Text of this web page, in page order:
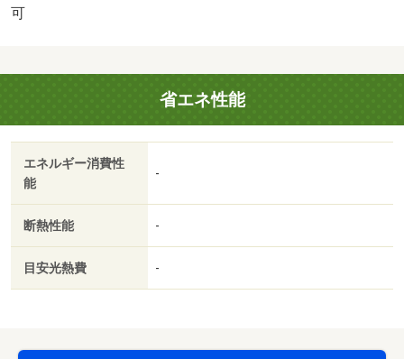
カギ交換費用 ３３０００円、エアコンクリーニング費
エアコン／フローリング／シャワー付洗面台／ＴＶインタ
ーホン／浴室乾燥機／オートロック／室内洗濯置／陽当り
良好／シューズボックス／システムキッチン／角住戸／温
水洗浄便座／脱衣所／エレベーター／洗面所独立／洗面化
粧台／２口コンロ／駐輪場／宅配ボックス／即入居可／礼
金不要／閑静な住宅地／敷金不要／防犯カメラ／ウォーク
線利用可／ＣＳ／駅まで平坦／ネット使用料不要／内階段
／浴室未使用／トイレ未使用／未入居／２駅利用可／３沿
線以上利用可／敷地内ごみ置き場／平面駐車場／自走式駐
Ｔ重説 対応物件／初期費用カード決済可／（株）一号舘
可
省エネ性能
エネルギー消費性
能
-
断熱性能 -
目安光熱費 -